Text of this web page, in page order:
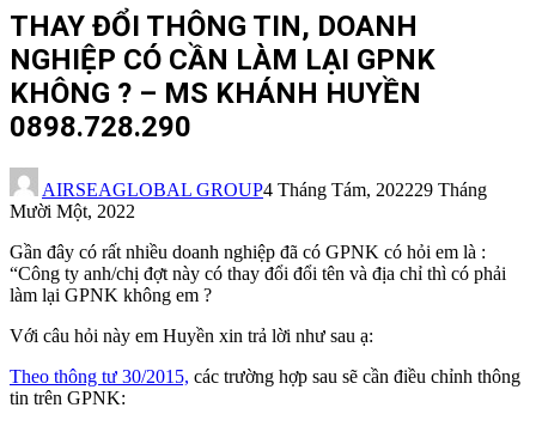
THAY ĐỔI THÔNG TIN, DOANH
NGHIỆP CÓ CẦN LÀM LẠI GPNK
KHÔNG ? – MS KHÁNH HUYỀN
0898.728.290
AIRSEAGLOBAL GROUP4 Tháng Tám, 202229 Tháng
Mười Một, 2022
Gần đây có rất nhiều doanh nghiệp đã có GPNK có hỏi em là :
“Công ty anh/chị đợt này có thay đổi đổi tên và địa chỉ thì có phải
làm lại GPNK không em ?
Với câu hỏi này em Huyền xin trả lời như sau ạ:
Theo thông tư 30/2015, các trường hợp sau sẽ cần điều chỉnh thông
tin trên GPNK: